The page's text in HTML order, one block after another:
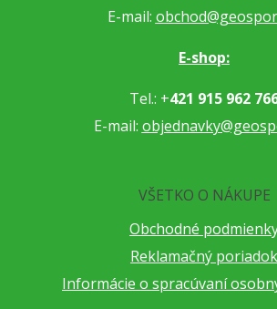
E-mail:
E-shop:
Tel.: +421 915 962
E-mail:
VŠETKO O NÁKUPE
Obchodné
Reklamačný poriadok
Informácie o spracúvaní